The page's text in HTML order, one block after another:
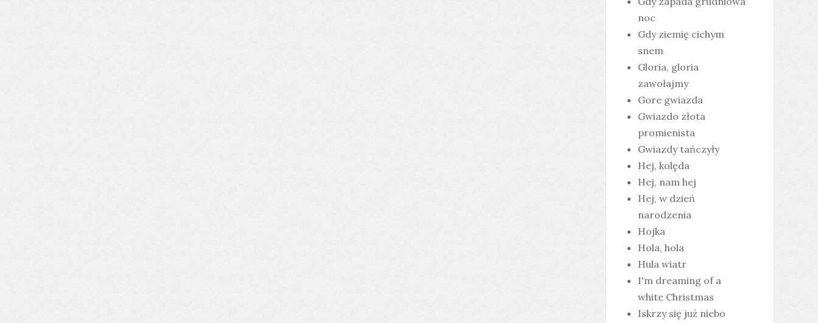
noc
Gdy ziemię cichym
snem
Gloria, gloria
zawołajmy
Gore gwiazda
Gwiazdo złota
promienista
Gwiazdy tańczyły
Hej, kolęda
Hej, nam hej
Hej, w dzień
narodzenia
Hojka
Hola, hola
Hula wiatr
I'm dreaming of a
white Christmas
Iskrzy się już niebo